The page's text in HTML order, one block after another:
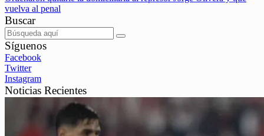
vuelva al penal
Buscar
Síguenos
Facebook
Twitter
Instagram
Noticias Recientes